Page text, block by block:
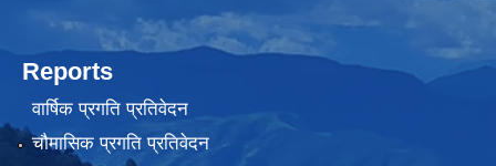
Reports
वार्षिक प्रगति प्रतिवेदन
चौमासिक प्रगति प्रतिवेदन